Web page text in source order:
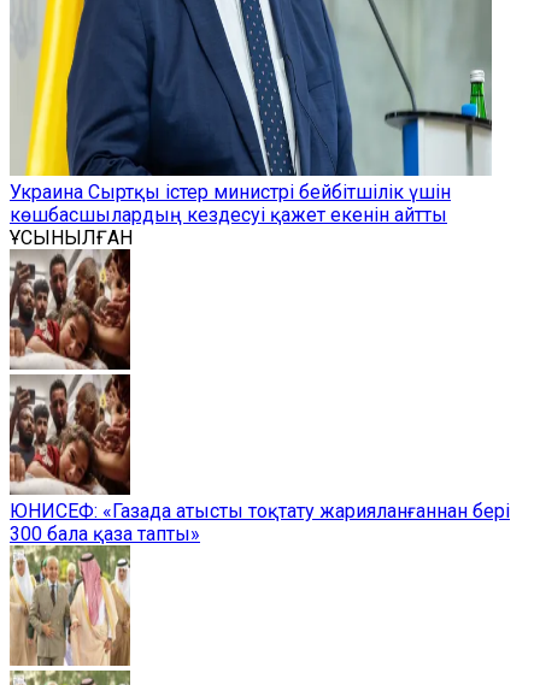
Украина Сыртқы істер министрі бейбітшілік үшін
көшбасшылардың кездесуі қажет екенін айтты
ҰСЫНЫЛҒАН
ЮНИСЕФ: «Газада атысты тоқтату жарияланғаннан бері
300 бала қаза тапты»